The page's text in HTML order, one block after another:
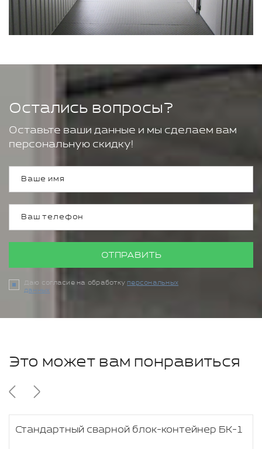
Остались вопросы?
Оставьте ваши данные и мы сделаем вам
персональную скидку!
ОТПРАВИТЬ
Даю согласие на обработкуперсональных
данных
Это может вам понравиться
Стандартный сварной блок-контейнер БК-1